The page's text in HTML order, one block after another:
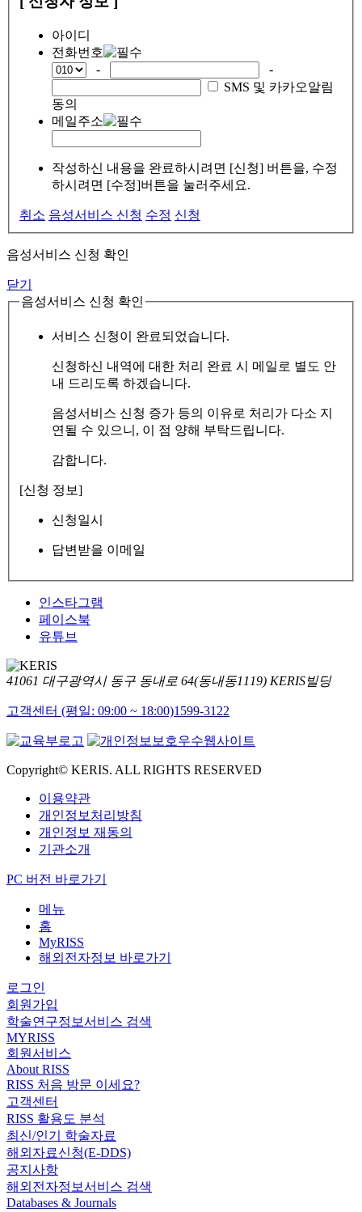
아이디
전화번호
-
-
SMS 및 카카오알림
동의
메일주소
작성하신 내용을 완료하시려면 [신청] 버튼을, 수정
하시려면 [수정]버튼을 눌러주세요.
취소 음성서비스 신청 수정 신청
음성서비스 신청 확인
닫기
음성서비스 신청 확인
서비스 신청이 완료되었습니다.
신청하신 내역에 대한 처리 완료 시 메일로 별도 안
내 드리도록 하겠습니다.
음성서비스 신청 증가 등의 이유로 처리가 다소 지
연될 수 있으니, 이 점 양해 부탁드립니다.
감합니다.
[신청 정보]
신청일시
답변받을 이메일
인스타그램
페이스북
유튜브
41061 대구광역시 동구 동내로 64(동내동1119) KERIS빌딩
고객센터 (평일: 09:00 ~ 18:00)1599-3122
Copyright© KERIS. ALL RIGHTS RESERVED
이용약관
개인정보처리방침
개인정보 재동의
기관소개
PC 버전 바로가기
메뉴
홈
MyRISS
해외전자정보 바로가기
로그인
회원가입
학술연구정보서비스 검색
MYRISS
회원서비스
About RISS
RISS 처음 방문 이세요?
고객센터
RISS 활용도 분석
최신/인기 학술자료
해외자료신청(E-DDS)
공지사항
해외전자정보서비스 검색
Databases & Journals